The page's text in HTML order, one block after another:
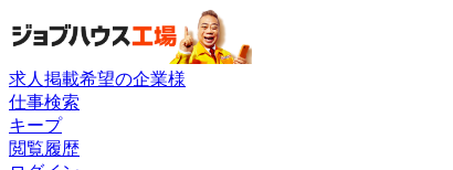
求人掲載希望の企業様
仕事検索
キープ
閲覧履歴